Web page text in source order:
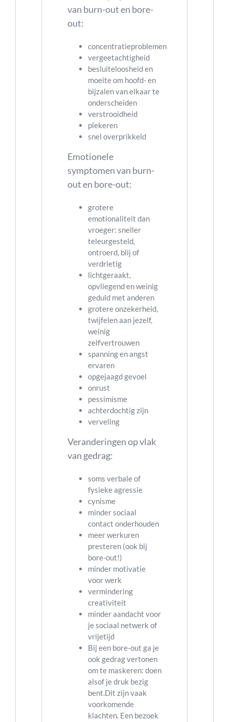
van burn-out en bore-
out:
concentratieproblemen
vergeetachtigheid
besluiteloosheid en
moeite om hoofd- en
bijzalen van elkaar te
onderscheiden
verstrooidheid
piekeren
snel overprikkeld
Emotionele
symptomen van burn-
out en bore-out:
grotere
emotionaliteit dan
vroeger: sneller
teleurgesteld,
ontroerd, blij of
verdrietig
lichtgeraakt,
opvliegend en weinig
geduld met anderen
grotere onzekerheid,
twijfelen aan jezelf,
weinig
zelfvertrouwen
spanning en angst
ervaren
opgejaagd gevoel
onrust
pessimisme
achterdochtig zijn
verveling
Veranderingen op vlak
van gedrag:
soms verbale of
fysieke agressie
cynisme
minder sociaal
contact onderhouden
meer werkuren
presteren (ook bij
bore-out!)
minder motivatie
voor werk
vermindering
creativiteit
minder aandacht voor
je sociaal netwerk of
vrijetijd
Bij een bore-out ga je
ook gedrag vertonen
om te maskeren: doen
alsof je druk bezig
bent.Dit zijn vaak
voorkomende
klachten. Een bezoek